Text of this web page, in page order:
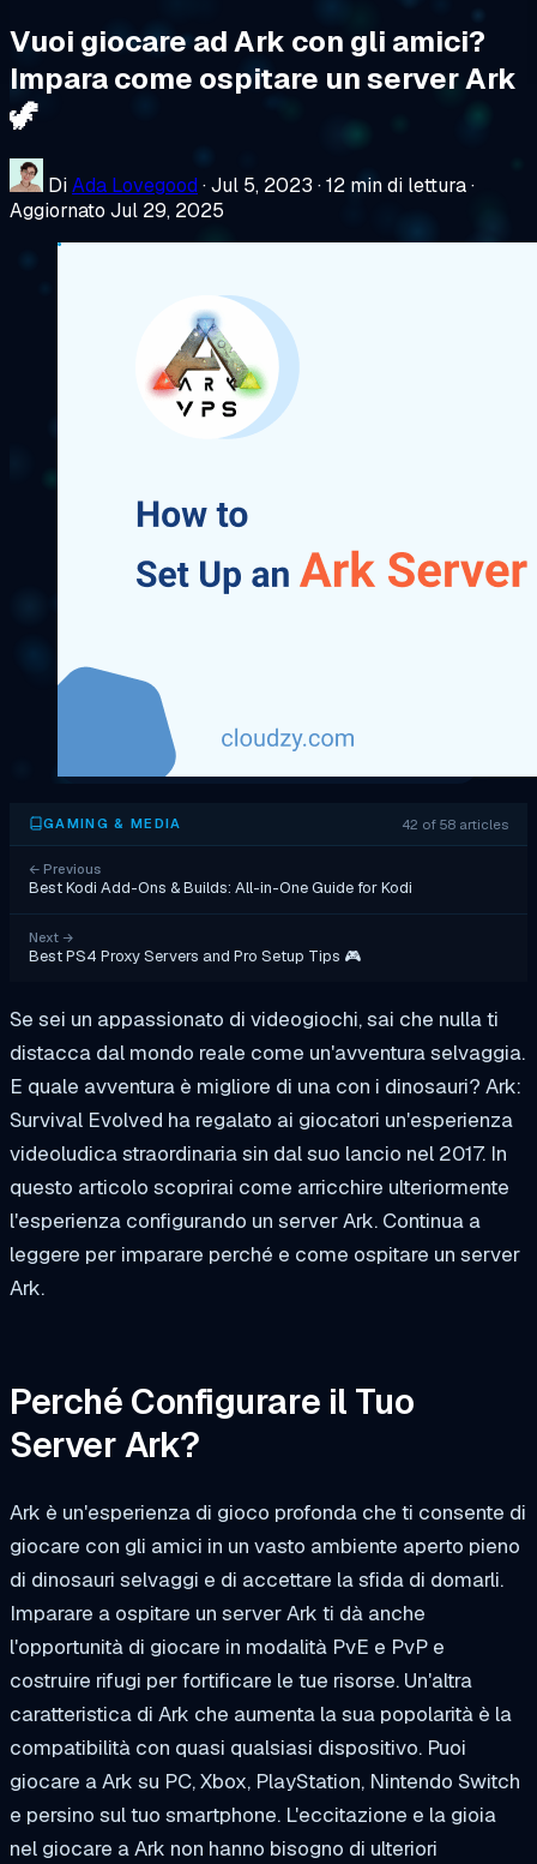
Vuoi giocare ad Ark con gli amici?
Impara come ospitare un server Ark
🦖
DiAda Lovegood ·Jul 5, 2023 ·12 min di lettura·
Aggiornato Jul 29, 2025
GAMING & MEDIA 42 of 58 articles
← Previous
Best Kodi Add-Ons & Builds: All-in-One Guide for Kodi
Next →
Best PS4 Proxy Servers and Pro Setup Tips 🎮
Se sei un appassionato di videogiochi, sai che nulla ti
distacca dal mondo reale come un'avventura selvaggia.
E quale avventura è migliore di una con i dinosauri? Ark:
Survival Evolved ha regalato ai giocatori un'esperienza
videoludica straordinaria sin dal suo lancio nel 2017. In
questo articolo scoprirai come arricchire ulteriormente
l'esperienza configurando un server Ark. Continua a
leggere per imparare perché e come ospitare un server
Ark.
Perché Configurare il Tuo
Server Ark?
Ark è un'esperienza di gioco profonda che ti consente di
giocare con gli amici in un vasto ambiente aperto pieno
di dinosauri selvaggi e di accettare la sfida di domarli.
Imparare a ospitare un server Ark ti dà anche
l'opportunità di giocare in modalità PvE e PvP e
costruire rifugi per fortificare le tue risorse. Un'altra
caratteristica di Ark che aumenta la sua popolarità è la
compatibilità con quasi qualsiasi dispositivo. Puoi
giocare a Ark su PC, Xbox, PlayStation, Nintendo Switch
e persino sul tuo smartphone. L'eccitazione e la gioia
nel giocare a Ark non hanno bisogno di ulteriori